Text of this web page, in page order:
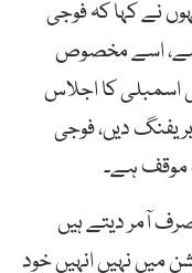
نے کہا کہ فوجی
ہے، اسے مخصوص
اسمبلی کا اجلاس
دیں، فوجی
موقف ہے۔
آمر دیتے ہیں
میں نہیں انہیں خود